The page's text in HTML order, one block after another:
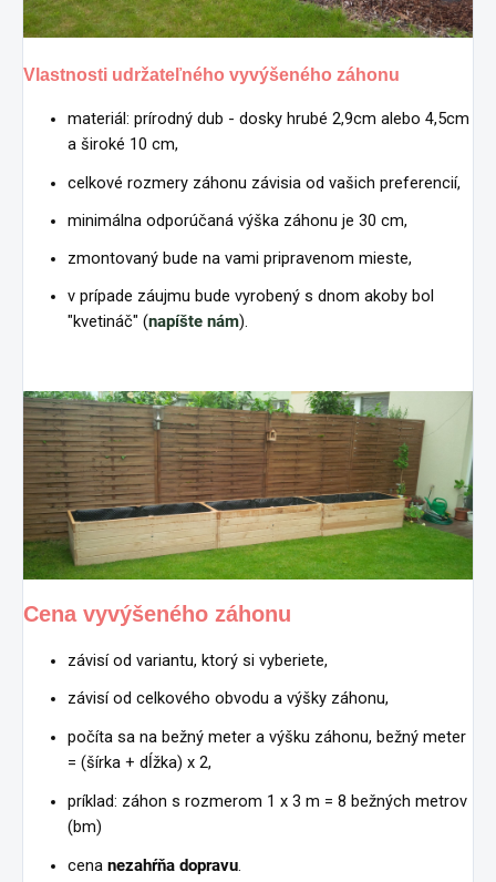
Vlastnosti udržateľného vyvýšeného záhonu
materiál: prírodný dub - dosky hrubé 2,9cm alebo 4,5cm
a široké 10 cm,
celkové rozmery záhonu závisia od vašich preferencií,
minimálna odporúčaná výška záhonu je 30 cm,
zmontovaný bude na vami pripravenom mieste,
v prípade záujmu bude vyrobený s dnom akoby bol
"kvetináč" (napíšte nám).
Cena vyvýšeného záhonu
závisí od variantu, ktorý si vyberiete,
závisí od celkového obvodu a výšky záhonu,
počíta sa na bežný meter a výšku záhonu, bežný meter
= (šírka + dĺžka) x 2,
príklad: záhon s rozmerom 1 x 3 m = 8 bežných metrov
(bm)
cena nezahŕňa dopravu.